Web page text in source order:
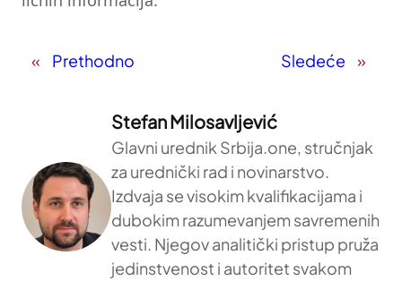
« Prethodno Sledeće »
Stefan Milosavljević
Glavni urednik Srbija.one, stručnjak
za urednički rad i novinarstvo.
Izdvaja se visokim kvalifikacijama i
dubokim razumevanjem savremenih
vesti. Njegov analitički pristup pruža
jedinstvenost i autoritet svakom